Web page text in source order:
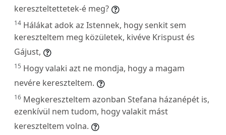
kereszteltettetek-é meg?
14 Hálákat adok az Istennek, hogy senkit sem
kereszteltem meg közületek, kivéve Krispust és
Gájust,
15 Hogy valaki azt ne mondja, hogy a magam
nevére kereszteltem.
16 Megkereszteltem azonban Stefana házanépét is,
ezenkívül nem tudom, hogy valakit mást
kereszteltem volna.